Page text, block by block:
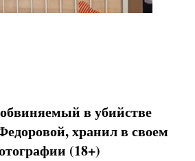
в убийстве
хранил в своем
(18+)